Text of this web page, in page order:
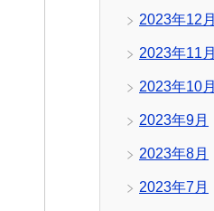
2023年12月
2023年11月
2023年10月
2023年9月
2023年8月
2023年7月